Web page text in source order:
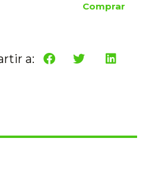
Comprar
a: